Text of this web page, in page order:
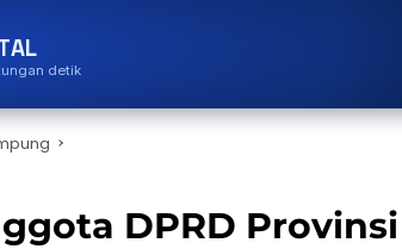
detik
DPRD Provinsi